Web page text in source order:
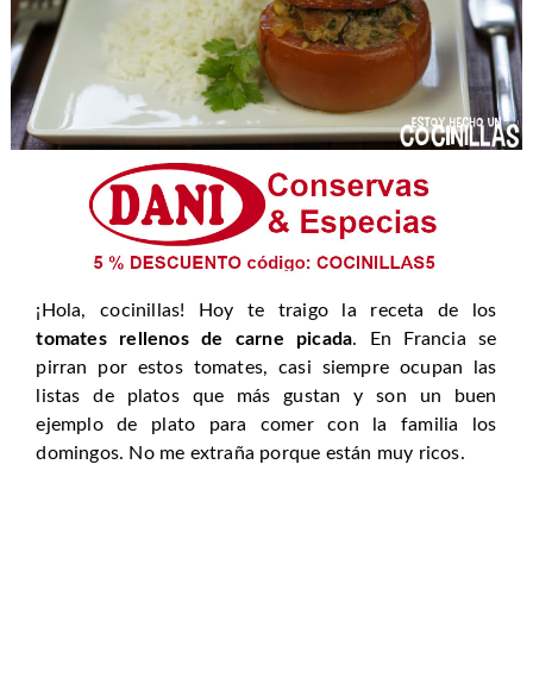
¡Hola, cocinillas! Hoy te traigo la receta de los
tomates rellenos de carne picada. En Francia se
pirran por estos tomates, casi siempre ocupan las
listas de platos que más gustan y son un buen
ejemplo de plato para comer con la familia los
domingos. No me extraña porque están muy ricos.